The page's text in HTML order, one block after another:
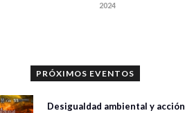
2024
PRÓXIMOS EVENTOS
Desigualdad ambiental y acción